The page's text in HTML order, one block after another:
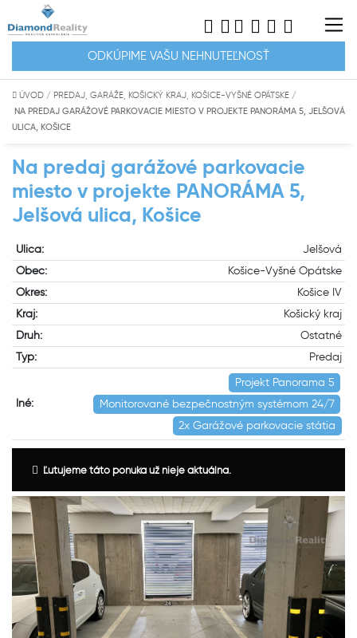
ODKÚPIME VAŠU NEHNUTEĽNOSŤ
ÚVOD / PREDAJ, GARÁŽE, KOŠICKÝ KRAJ, KOŠICE-VYŠNÉ OPÁTSKE /
NA PREDAJ GARÁŽOVÉ PARKOVACIE MIESTO V PROJEKTE PANORÁMA 5, JELŠOVÁ
ULICA, KOŠICE
Na predaj garážové parkovacie
miesto v projekte PANORÁMA 5,
Jelšová ulica, Košice
Ulica:
Jelšová
Obec:
Košice-Vyšné Opátske
Okres:
Košice IV
Kraj:
Košický kraj
Druh:
Ostatné
Typ:
Predaj
Iné:
Projekt Panorama 5
Monitorované bezpečnostným systémom 24/7
2x Garážové parkovacie státia
Ľutujeme táto ponuka už nieje aktuálna.